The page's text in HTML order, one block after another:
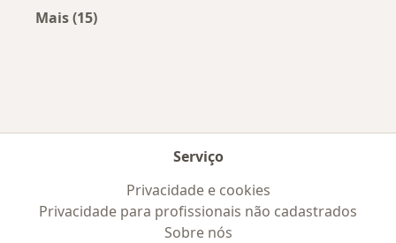
Mais (15)
Serviço
Privacidade e cookies
Privacidade para profissionais não cadastrados
Sobre nós